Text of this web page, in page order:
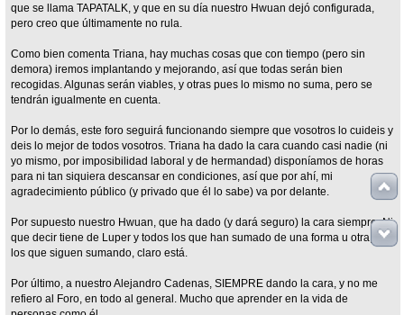
que se llama TAPATALK, y que en su día nuestro Hwuan dejó configurada,
pero creo que últimamente no rula.
Como bien comenta Triana, hay muchas cosas que con tiempo (pero sin
demora) iremos implantando y mejorando, así que todas serán bien
recogidas. Algunas serán viables, y otras pues lo mismo no suma, pero se
tendrán igualmente en cuenta.
Por lo demás, este foro seguirá funcionando siempre que vosotros lo cuideis y
deis lo mejor de todos vosotros. Triana ha dado la cara cuando casi nadie (ni
yo mismo, por imposibilidad laboral y de hermandad) disponíamos de horas
para ni tan siquiera descansar en condiciones, así que por ahí, mi
agradecimiento público (y privado que él lo sabe) va por delante.
Por supuesto nuestro Hwuan, que ha dado (y dará seguro) la cara siempre. Ni
que decir tiene de Luper y todos los que han sumado de una forma u otra, y
los que siguen sumando, claro está.
Por último, a nuestro Alejandro Cadenas, SIEMPRE dando la cara, y no me
refiero al Foro, en todo al general. Mucho que aprender en la vida de